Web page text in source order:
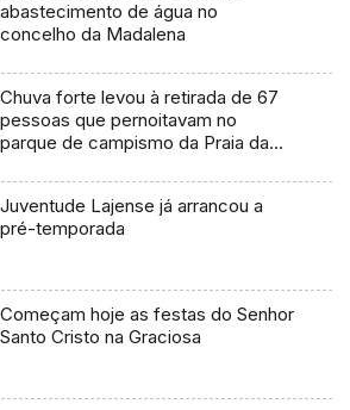
abastecimento de água no
concelho da Madalena
Chuva forte levou à retirada de 67
pessoas que pernoitavam no
parque de campismo da Praia da
Juventude Lajense já arrancou a
pré-temporada
Começam hoje as festas do Senhor
Santo Cristo na Graciosa